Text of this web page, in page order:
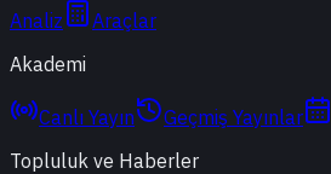
Analiz
Araçlar
Akademi
Canlı Yayın Geçmiş Yayınlar
Topluluk ve Haberler